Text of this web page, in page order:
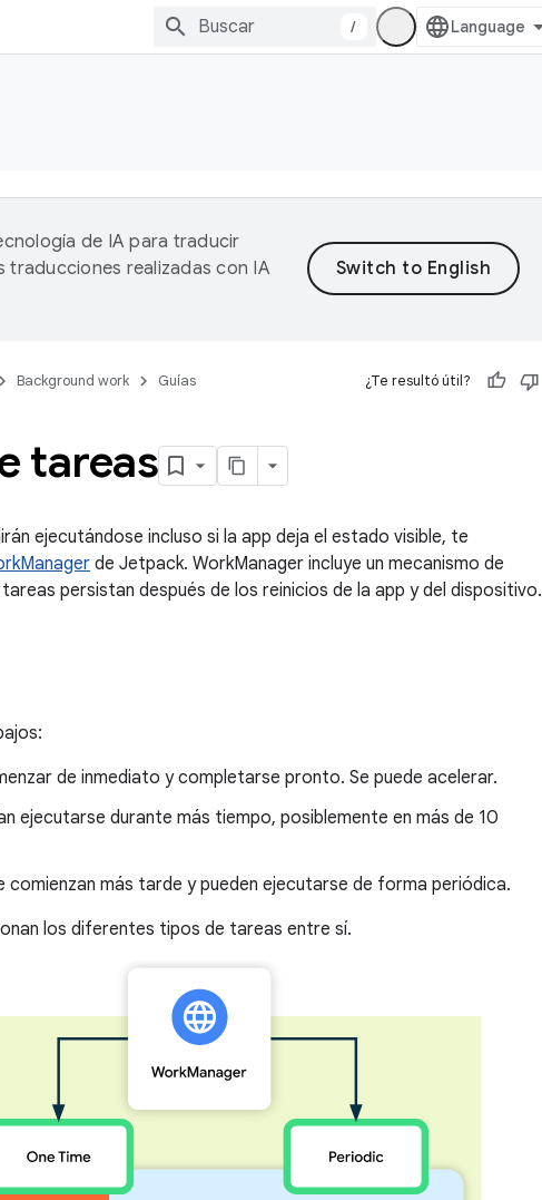
/
de IA para traducir
realizadas con IA
Background work Guías ¿Te resultó útil?
tareas
ejecutándose incluso si la app deja el estado visible, te
de Jetpack. WorkManager incluye un mecanismo de
persistan después de los reinicios de la app y del dispositivo.
de inmediato y completarse pronto. Se puede acelerar.
ejecutarse durante más tiempo, posiblemente en más de 10
comienzan más tarde y pueden ejecutarse de forma periódica.
los diferentes tipos de tareas entre sí.